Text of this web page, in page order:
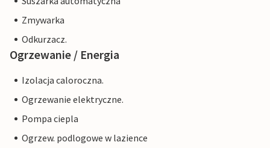
Zmywarka
Odkurzacz.
Ogrzewanie / Energia
Izolacja caloroczna.
Ogrzewanie elektryczne.
Pompa ciepla
Ogrzew. podlogowe w lazience